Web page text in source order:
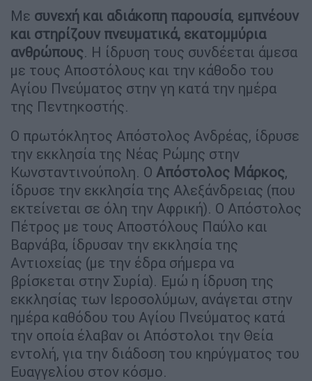
Με συνεχή και αδιάκοπη παρουσία, εμπνέουν
και στηρίζουν πνευματικά, εκατομμύρια
ανθρώπους. Η ίδρυση τους συνδέεται άμεσα
με τους Αποστόλους και την κάθοδο του
Αγίου Πνεύματος στην γη κατά την ημέρα
της Πεντηκοστής.
Ο πρωτόκλητος Απόστολος Ανδρέας, ίδρυσε
την εκκλησία της Νέας Ρώμης στην
Κωνσταντινούπολη. Ο Απόστολος Μάρκος,
ίδρυσε την εκκλησία της Αλεξάνδρειας (που
εκτείνεται σε όλη την Αφρική). Ο Απόστολος
Πέτρος με τους Αποστόλους Παύλο και
Βαρνάβα, ίδρυσαν την εκκλησία της
Αντιοχείας (με την έδρα σήμερα να
βρίσκεται στην Συρία). Εμώ η ίδρυση της
εκκλησίας των Ιεροσολύμων, ανάγεται στην
ημέρα καθόδου του Αγίου Πνεύματος κατά
την οποία έλαβαν οι Απόστολοι την Θεία
εντολή, για την διάδοση του κηρύγματος του
Ευαγγελίου στον κόσμο.